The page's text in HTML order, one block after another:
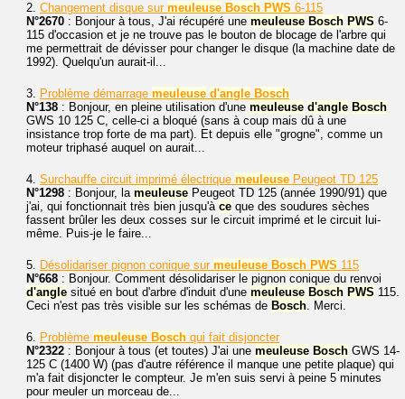
2. Changement disque sur meuleuse Bosch PWS 6-115
N°2670 : Bonjour à tous, J'ai récupéré une meuleuse Bosch PWS 6-
115 d'occasion et je ne trouve pas le bouton de blocage de l'arbre qui
me permettrait de dévisser pour changer le disque (la machine date de
1992). Quelqu'un aurait-il...
3. Problème démarrage meuleuse d'angle Bosch
N°138 : Bonjour, en pleine utilisation d'une meuleuse d'angle Bosch
GWS 10 125 C, celle-ci a bloqué (sans à coup mais dû à une
insistance trop forte de ma part). Et depuis elle "grogne", comme un
moteur triphasé auquel on aurait...
4. Surchauffe circuit imprimé électrique meuleuse Peugeot TD 125
N°1298 : Bonjour, la meuleuse Peugeot TD 125 (année 1990/91) que
j'ai, qui fonctionnait très bien jusqu'à ce que des soudures sèches
fassent brûler les deux cosses sur le circuit imprimé et le circuit lui-
même. Puis-je le faire...
5. Désolidariser pignon conique sur meuleuse Bosch PWS 115
N°668 : Bonjour. Comment désolidariser le pignon conique du renvoi
d'angle situé en bout d'arbre d'induit d'une meuleuse Bosch PWS 115.
Ceci n'est pas très visible sur les schémas de Bosch. Merci.
6. Problème meuleuse Bosch qui fait disjoncter
N°2322 : Bonjour à tous (et toutes) J'ai une meuleuse Bosch GWS 14-
125 C (1400 W) (pas d'autre référence il manque une petite plaque) qui
m'a fait disjoncter le compteur. Je m'en suis servi à peine 5 minutes
pour meuler un morceau de...